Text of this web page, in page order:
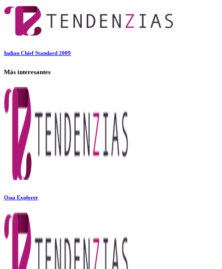
Indian Chief Standard 2009
Más interesantes
Ossa Explorer